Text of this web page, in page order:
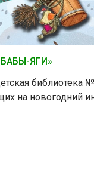
ЯГИ»
библиотека
на новогодний